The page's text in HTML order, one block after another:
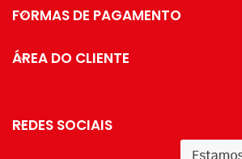
FORMAS DE PAGAMENTO
ÁREA DO CLIENTE
REDES SOCIAIS